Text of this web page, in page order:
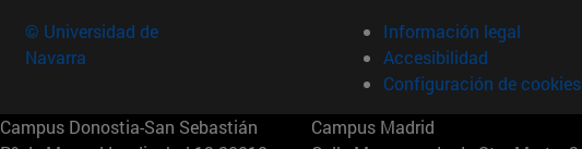
© Universidad de
Navarra
Información legal
Accesibilidad
Configuración de cookies
Campus Donostia-San Sebastián
Campus Madrid